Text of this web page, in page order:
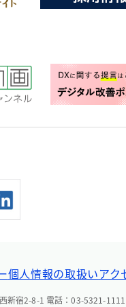
個人情報の取扱いアク
新宿2-8-1 電話：03-5321-1111